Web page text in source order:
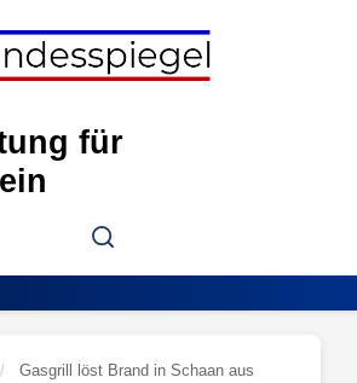
für
Search
/ Gasgrill löst Brand in Schaan aus